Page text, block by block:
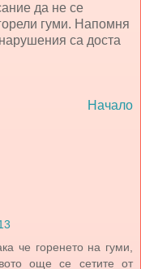
да не се
гуми. Напомня
са доста
Начало
че горенето на гуми,
още се сетите от